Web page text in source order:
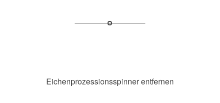
Eichenprozessionsspinner entfernen